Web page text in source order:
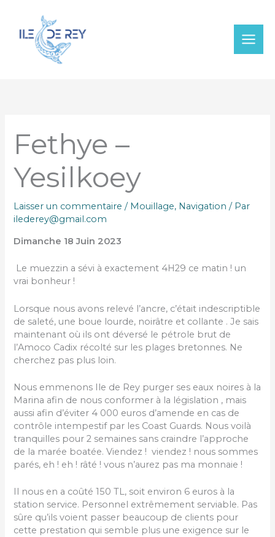
contenu
Fethye –
Yesilkoey
Laisser un commentaire / Mouillage, Navigation / Par
ilederey@gmail.com
Dimanche 18 Juin 2023
Le muezzin a sévi à exactement 4H29 ce matin ! un
vrai bonheur !
Lorsque nous avons relevé l’ancre, c’était indescriptible
de saleté, une boue lourde, noirâtre et collante . Je sais
maintenant où ils ont déversé le pétrole brut de
l’Amoco Cadix récolté sur les plages bretonnes. Ne
cherchez pas plus loin.
Nous emmenons Ile de Rey purger ses eaux noires à la
Marina afin de nous conformer à la législation , mais
aussi afin d’éviter 4 000 euros d’amende en cas de
contrôle intempestif par les Coast Guards. Nous voilà
tranquilles pour 2 semaines sans craindre l’approche
de la marée boatée. Viendez ! viendez ! nous sommes
parés, eh ! eh ! râté ! vous n’aurez pas ma monnaie !
Il nous en a coûté 150 TL, soit environ 6 euros à la
station service. Personnel extrêmement serviable. Pas
sûre qu’ils voient passer beaucoup de clients pour
cette prestation qui semble plus une exigence sur le